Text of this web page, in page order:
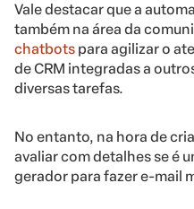
Vale destacar que a
também na área da
chatbots para agilizar o
de CRM integradas a
diversas tarefas.
No entanto, na hora de
avaliar com detalhes se é
gerador para fazer e-mail